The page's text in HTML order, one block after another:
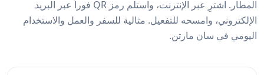
المطار. اشترِ عبر الإنترنت، واستلم رمز QR فوراً عبر البريد
الإلكتروني، وامسحه للتفعيل. مثالية للسفر والعمل والاستخدام
اليومي في سان مارتن.